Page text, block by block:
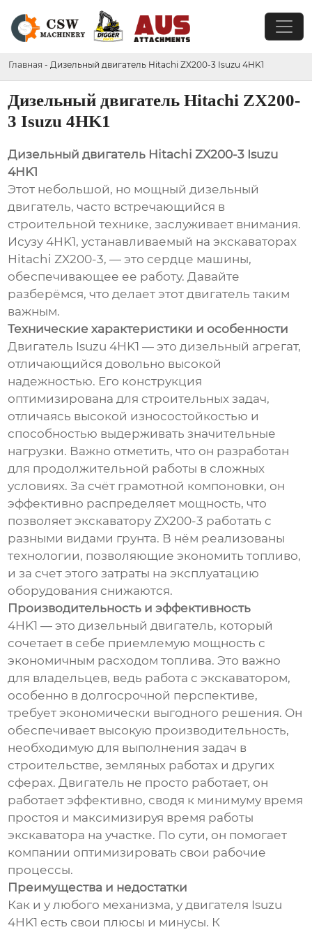
Главная - Дизельный двигатель Hitachi ZX200-3 Isuzu 4HK1
Дизельный двигатель Hitachi ZX200-
3 Isuzu 4HK1
Дизельный двигатель Hitachi ZX200-3 Isuzu
4HK1
Этот небольшой, но мощный дизельный
двигатель, часто встречающийся в
строительной технике, заслуживает внимания.
Исузу 4HK1, устанавливаемый на экскаваторах
Hitachi ZX200-3, — это сердце машины,
обеспечивающее ее работу. Давайте
разберёмся, что делает этот двигатель таким
важным.
Технические характеристики и особенности
Двигатель Isuzu 4HK1 — это дизельный агрегат,
отличающийся довольно высокой
надежностью. Его конструкция
оптимизирована для строительных задач,
отличаясь высокой износостойкостью и
способностью выдерживать значительные
нагрузки. Важно отметить, что он разработан
для продолжительной работы в сложных
условиях. За счёт грамотной компоновки, он
эффективно распределяет мощность, что
позволяет экскаватору ZX200-3 работать с
разными видами грунта. В нём реализованы
технологии, позволяющие экономить топливо,
и за счет этого затраты на эксплуатацию
оборудования снижаются.
Производительность и эффективность
4HK1 — это дизельный двигатель, который
сочетает в себе приемлемую мощность с
экономичным расходом топлива. Это важно
для владельцев, ведь работа с экскаватором,
особенно в долгосрочной перспективе,
требует экономически выгодного решения. Он
обеспечивает высокую производительность,
необходимую для выполнения задач в
строительстве, земляных работах и других
сферах. Двигатель не просто работает, он
работает эффективно, сводя к минимуму время
простоя и максимизируя время работы
экскаватора на участке. По сути, он помогает
компании оптимизировать свои рабочие
процессы.
Преимущества и недостатки
Как и у любого механизма, у двигателя Isuzu
4HK1 есть свои плюсы и минусы. К